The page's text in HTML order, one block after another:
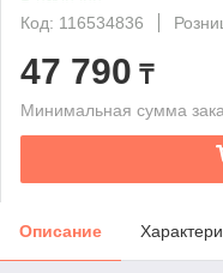
Код: 116534836
47 790 ₸
Минимальная сумма
Описание